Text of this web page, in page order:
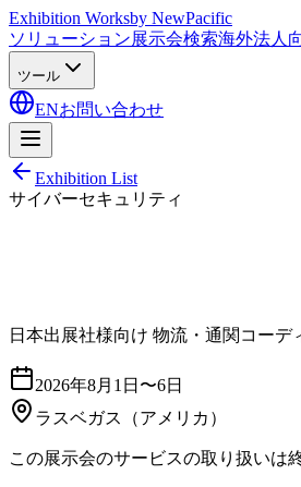
Exhibition Worksby NewPacific
ソリューション展示会検索海外法人
ツール
ENお問い合わせ
Exhibition List
サイバーセキュリティ
日本出展社様向け 物流・通関コー
2026年8月1日〜6日
ラスベガス
（アメリカ）
この展示会のサービスの取り扱いは